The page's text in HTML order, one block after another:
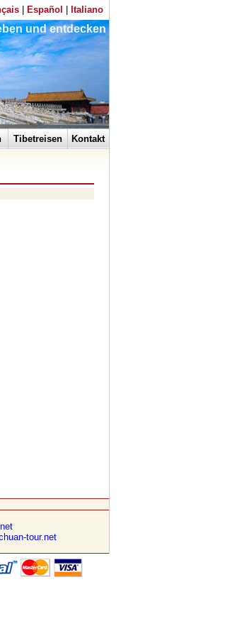
| Español Italiano
und entdecken
Tibetreisen Kontakt
tour.net